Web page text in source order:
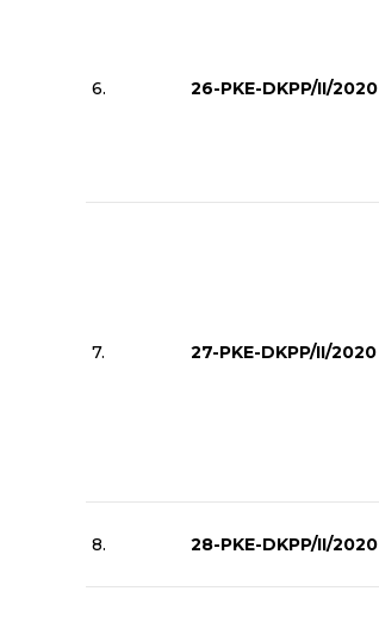
6. 26-PKE-DKPP/II/2020
7. 27-PKE-DKPP/II/2020
8. 28-PKE-DKPP/II/2020